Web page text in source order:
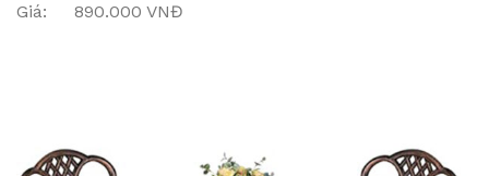
Giá: 890.000 VNĐ